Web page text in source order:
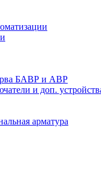
БАВР и АВР
и доп.
арматура